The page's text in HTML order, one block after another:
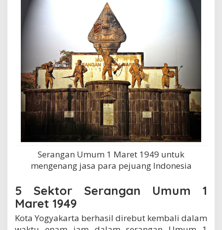
Serangan Umum 1 Maret 1949 untuk
mengenang jasa para pejuang Indonesia
5 Sektor Serangan Umum 1
Maret 1949
Kota Yogyakarta berhasil direbut kembali dalam